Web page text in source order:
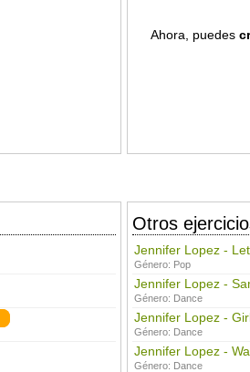
Ahora, puedes
Otros
Jennifer Lopez -
Género: Pop
Jennifer Lopez -
Género: Dance
Jennifer Lopez -
Género: Dance
Jennifer Lopez -
Género: Dance